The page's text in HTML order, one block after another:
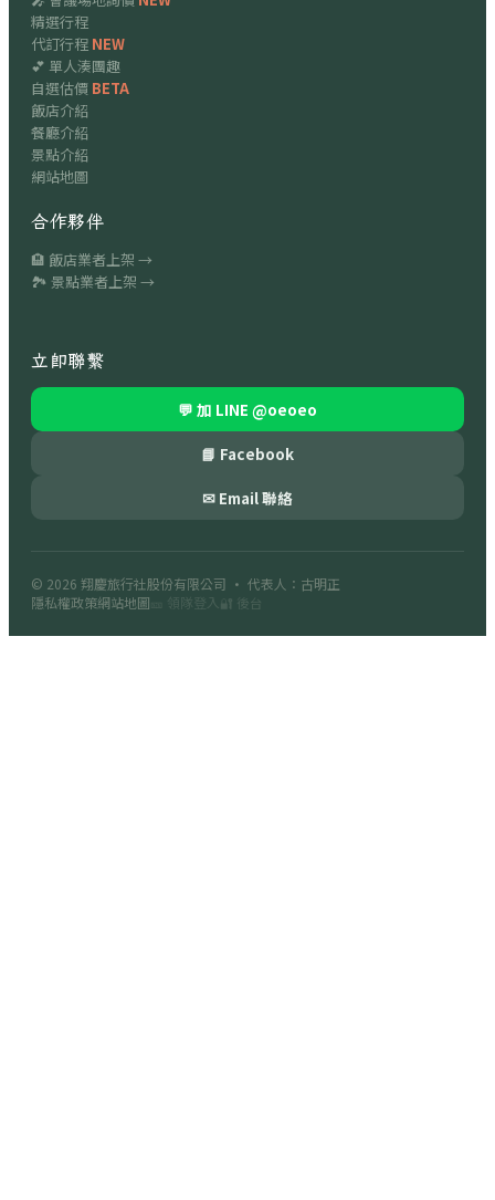
精選行程
代訂行程 NEW
💕 單人湊團趣
自選估價 BETA
飯店介紹
餐廳介紹
景點介紹
網站地圖
合作夥伴
🏨 飯店業者上架 →
🏞 景點業者上架 →
立即聯繫
💬 加 LINE @oeoeo
📘 Facebook
✉ Email 聯絡
© 2026 翔慶旅行社股份有限公司 · 代表人：古明正
隱私權政策網站地圖 🎫 領隊登入 🔐 後台